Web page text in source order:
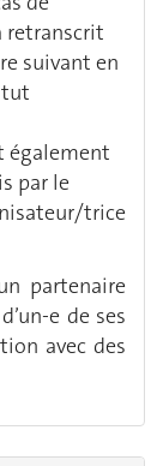
retranscrit
suivant en
également
par le
trice
partenaire
e de ses
avec des